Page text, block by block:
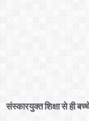
संस्कारयुक्त शिक्षा से ही